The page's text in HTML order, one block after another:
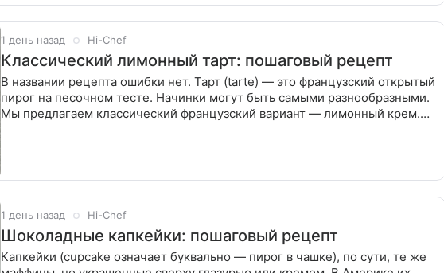
1 день назад Hi-Chef
Классический лимонный тарт: пошаговый рецепт
В названии рецепта ошибки нет. Тарт (tarte) — это французский открытый
пирог на песочном тесте. Начинки могут быть самыми разнообразными.
Мы предлагаем классический французский вариант — лимонный крем.
1 день назад Hi-Chef
Шоколадные капкейки: пошаговый рецепт
Капкейки (cupcake означает буквально — пирог в чашке), по сути, те же